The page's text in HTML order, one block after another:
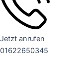
Jetzt anrufen
01622650345